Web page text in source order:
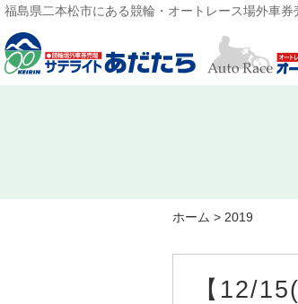
福島県二本松市にある競輪・オートレース場外車
ホーム > 2019
【12/